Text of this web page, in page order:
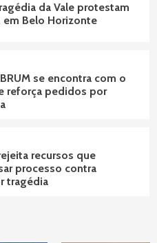
da Vale protestam
em Belo Horizonte
se encontra com o
reforça pedidos por
recursos que
processo contra
tragédia